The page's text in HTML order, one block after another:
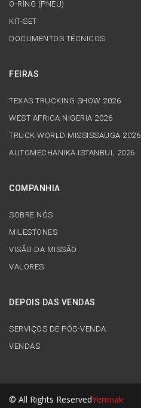
O-RİNG (PNEU)
KIT-SET
DOCUMENTOS TÉCNICOS
FEIRAS
TEXAS TRUCKING SHOW 2026
WEST AFRICA NIGERIA 2026
TRUCK WORLD MISSISSAUGA 2026
AUTOMECHANIKA ISTANBUL 2026
COMPANHIA
SOBRE NÓS
MILESTONES
VISÃO DA MISSÃO
VALORES
DEPOIS DAS VENDAS
SERVIÇOS DE PÓS-VENDA
VENDAS
© All Rights ReservedYenmak